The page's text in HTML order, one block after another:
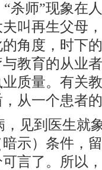
“杀师”现象在
叫再生父母
角度，时下
教育的从业
质量。有关
从一个患者
，见到医生就
示）条件，
言了。所以